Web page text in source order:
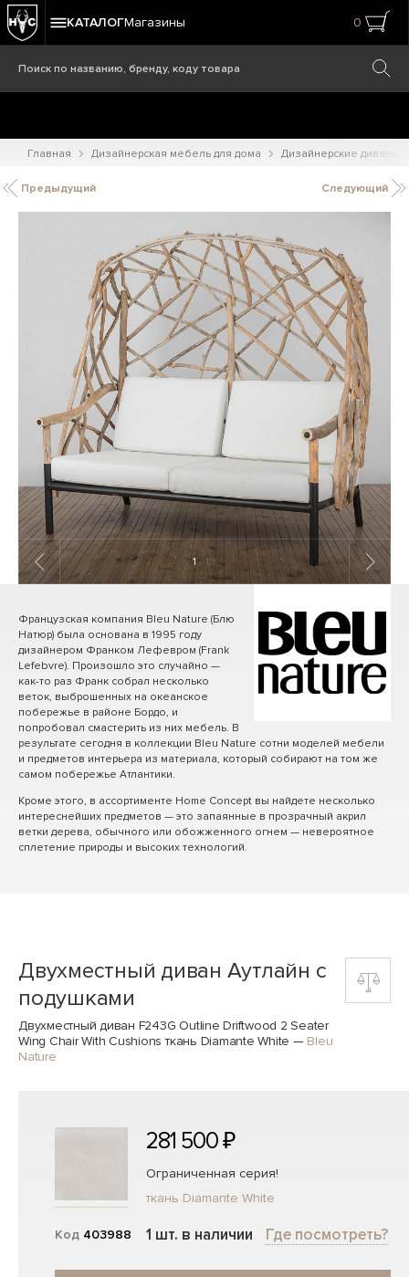
КАТАЛОГМагазины 0
Главная Дизайнерская мебель для дома Дизайнерские диваны
Предыдущий Следующий
1/ 18
Французская компания Bleu Nature (Блю
Натюр) была основана в 1995 году
дизайнером Франком Лефевром (Frank
Lefebvre). Произошло это случайно —
как-то раз Франк собрал несколько
веток, выброшенных на океанское
побережье в районе Бордо, и
попробовал смастерить из них мебель. В
результате сегодня в коллекции Bleu Nature сотни моделей мебели
и предметов интерьера из материала, который собирают на том же
самом побережье Атлантики.
Кроме этого, в ассортименте Home Concept вы найдете несколько
интереснейших предметов — это запаянные в прозрачный акрил
ветки дерева, обычного или обожженного огнем — невероятное
сплетение природы и высоких технологий.
Двухместный диван Аутлайн c
подушками
Двухместный диван F243G Outline Driftwood 2 Seater
Wing Chair With Cushions ткань Diamante White — Bleu
Nature
Код 403988
281 500 ₽
Ограниченная серия!
ткань Diamante White
1 шт. в наличии Где посмотреть?